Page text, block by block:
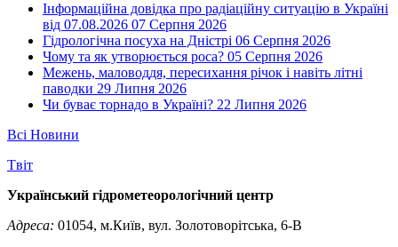
Інформаційна довідка про радіаційну ситуацію в Україні
від 07.08.2026 07 Серпня 2026
Гідрологічна посуха на Дністрі 06 Серпня 2026
Чому та як утворюється роса? 05 Серпня 2026
Межень, маловоддя, пересихання річок і навіть літні
паводки 29 Липня 2026
Чи буває торнадо в Україні? 22 Липня 2026
Всі Новини
Tвіт
Український гідрометеорологічний центр
Адреса: 01054, м.Київ, вул. Золотоворітська, 6-В